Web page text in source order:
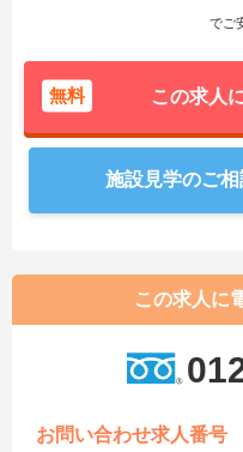
でご
無料 この求人
施設見学のご相
この求人に
お問い合わせ求人番号